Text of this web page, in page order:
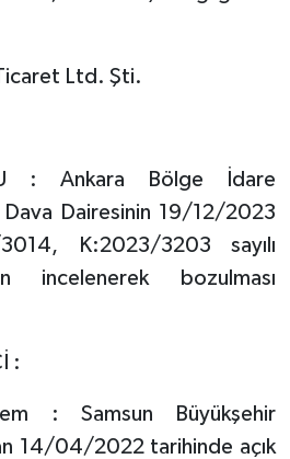
Ltd. Şti.
: Ankara Bölge İdare
Dairesinin 19/12/2023
K:2023/3203 sayılı
incelenerek bozulması
:
: Samsun Büyükşehir
14/04/2022 tarihinde açık